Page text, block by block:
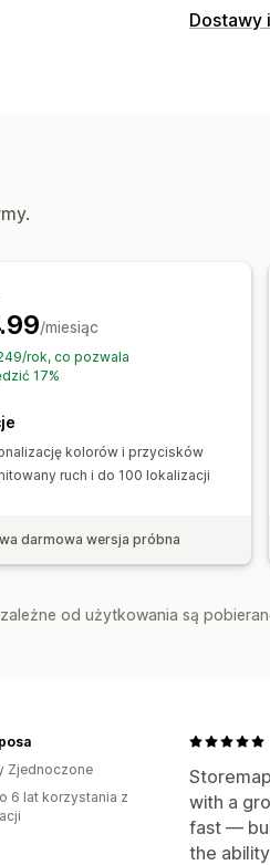
Opcje
Dostawy
/miesiąc
rok, co pozwala
17%
kolorów i przycisków
ruch i do 100 lokalizacji
darmowa wersja próbna
od użytkowania są
with a
fast —
the
Zjednoczone
6 lat korzystania z